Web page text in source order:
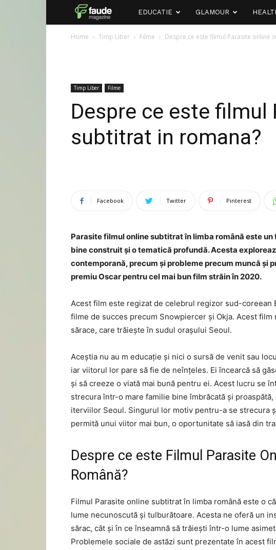
Faude
EDUCATIE GLAMOUR
Home Timp Liber Filme Despre ce este filmul Parasite online
Timp Liber Filme
Despre ce este filmul
subtitrat in romana?
Facebook Twitter Pinterest
Parasite filmul online subtitrat în limba română este
bine construit și o tematică profundă. Acesta
contemporană, precum și probleme precum muncă și
premiu Oscar pentru cel mai bun film străin în 2020.
Acest film este regizat de celebrul regizor sud-coreean
filme de succes precum Snowpiercer și Okja. Acest
sărace, care trăiește în sudul orașului Seoul.
Aceștia nu au m educație și nici o sursă de venit sau
iar viitorul lor pare să fie de neînțeles. Ei încearcă să
și să creeze o viată mai bună pentru ei. Acest lucru se
strecura într-o mare familie bine îmbrăcată și
iterviilor Seoul. Singurul lor motiv pentru-a se strecura
permită unui viitor mai bun, o oportunitate să iasă din
Despre ce este Filmul Parasite
Română?
Filmul Parasite online subtitrat în limba română este o
lume necunoscută și tulburătoare. Acesta ne oferă un
sărac, cât și în ce înseamnă să trăiești într-o lume
Problemele sociale de astăzi sunt prezentate în acest